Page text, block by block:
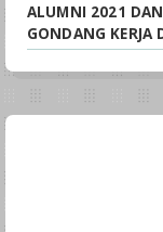
ALUMNI 2021
GONDANG KERJA